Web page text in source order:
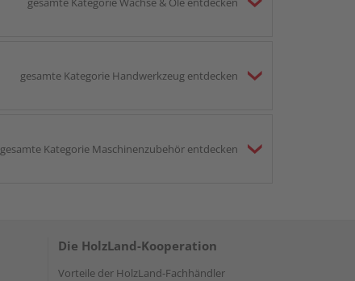
gesamte Kategorie Handwerkzeug entdecken
gesamte Kategorie Maschinenzubehör entdecken
Die HolzLand-Kooperation
Vorteile der HolzLand-Fachhändler